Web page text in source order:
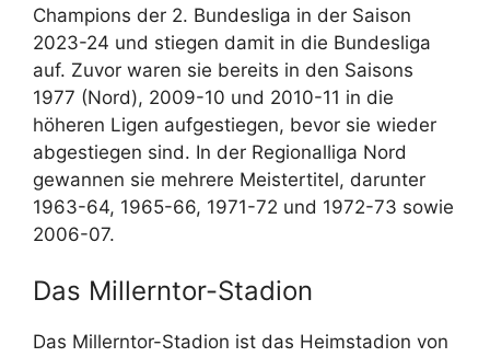
F. Stevens
D 1
26
H. Wahl
D 33 32 2921
Champions der 2. Bundesliga in der Saison
2023-24 und stiegen damit in die Bundesliga
auf. Zuvor waren sie bereits in den Saisons
1977 (Nord), 2009-10 und 2010-11 in die
höheren Ligen aufgestiegen, bevor sie wieder
abgestiegen sind. In der Regionalliga Nord
gewannen sie mehrere Meistertitel, darunter
1963-64, 1965-66, 1971-72 und 1972-73 sowie
2006-07.
Das Millerntor-Stadion
Das Millerntor-Stadion ist das Heimstadion von